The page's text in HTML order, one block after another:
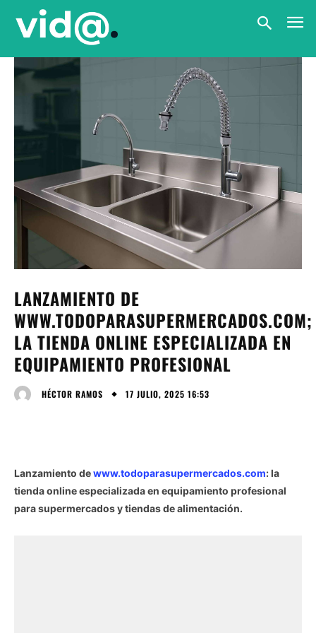
LANZAMIENTO DE
WWW.TODOPARASUPERMERCADOS.COM;
LA TIENDA ONLINE ESPECIALIZADA EN
EQUIPAMIENTO PROFESIONAL
HÉCTOR RAMOS 17 JULIO, 2025 16:53
Lanzamiento dewww.todoparasupermercados.com: la
tienda online especializada en equipamiento profesional
para supermercados y tiendas de alimentación.